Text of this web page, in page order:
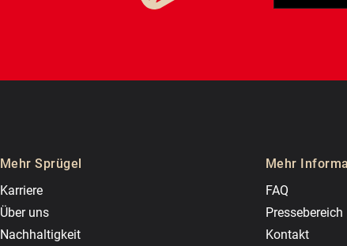
Mehr Sprügel
Karriere
Über uns
Nachhaltigkeit
Mehr
FAQ
Pressebereich
Kontakt